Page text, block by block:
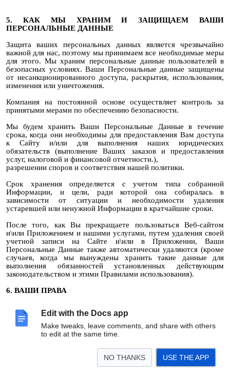
Edit with the Docs app
Make tweaks, leave comments, and share with others
to edit at the same time.
NO THANKS USE THE APP
5. КАК МЫ ХРАНИМ И ЗАЩИЩАЕМ ВАШИ
ПЕРСОНАЛЬНЫЕ ДАННЫЕ
Защита ваших персональных данных является чрезвычайно
важной для нас, поэтому мы принимаем все необходимые меры
для этого. Мы храним персональные данные пользователей в
безопасных условиях. Ваши Персональные данные защищены
от несанкционированного доступа, раскрытия, использования,
изменения или уничтожения.
Компания на постоянной основе осуществляет контроль за
принятыми мерами по обеспечению безопасности.
Мы будем хранить Ваши Персональные Данные в течение
срока, когда они необходимы для предоставления Вам доступа
к Сайту и/или для выполнения наших юридических
обязательств (выполнение Ваших заказов и предоставления
услуг, налоговой и финансовой отчетности.),
разрешении споров и соответствия нашей политики.
Срок хранения определяется с учетом типа собранной
Информации, и цели, ради которой она собиралась в
зависимости от ситуации и необходимости удаления
устаревшей или ненужной Информации в кратчайшие сроки.
После того, как Вы прекращаете пользоваться Веб-сайтом
и\или Приложением и нашими услугами, путем удаления своей
учетной записи на Сайте и\или в Приложении, Ваши
Персональные Данные также автоматически удаляются (кроме
случаев, когда мы вынуждены хранить такие данные для
выполнения обязанностей установленных действующим
законодательством и этими Правилами использования).
6. ВАШИ ПРАВА
в любое время обратиться к владельцу персональных
данных с любыми вопросами и жалобами по
обрабатываются ли Ваши персональные данные и о
содержании таких персональных данных;